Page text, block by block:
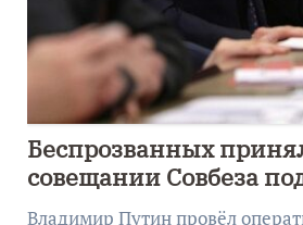
Беспрозванных
совещании Совбеза
руководством Путина
Владимир Путин провёл